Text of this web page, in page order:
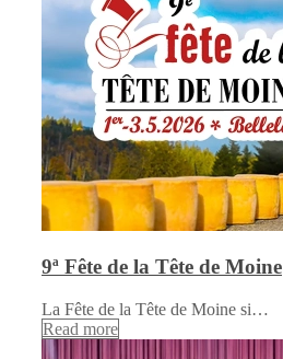
9ª Fête de la Tête de Moine
La Fête de la Tête de Moine si…
Read more